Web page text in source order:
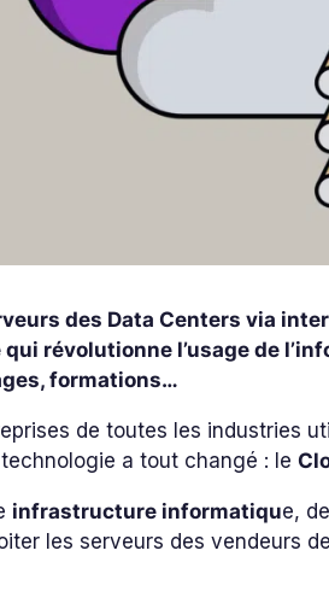
des Data Centers via
révolutionne l’usage de
formations…
de toutes les industries
a tout changé : le
infrastructure informatique,
les serveurs des vendeurs